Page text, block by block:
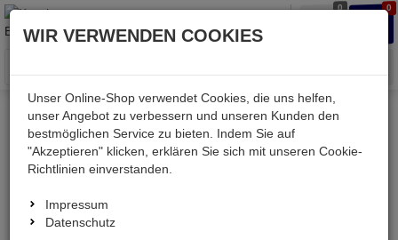
0 0
Menü
Weiter einkaufen Kessler electronic
Bauteile aktiv
ALS229
WIR VERWENDEN COOKIES
Unser Online-Shop verwendet Cookies, die uns helfen,
unser Angebot zu verbessern und unseren Kunden den
bestmöglichen Service zu bieten. Indem Sie auf
"Akzeptieren" klicken, erklären Sie sich mit unseren Cookie-
Richtlinien einverstanden.
Impressum
Datenschutz